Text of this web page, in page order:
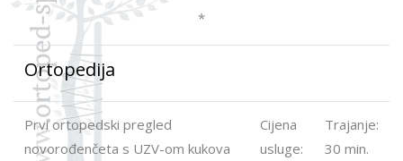
*
Ortopedija
Prvi ortopedski pregled
novorođenčeta s UZV-om kukova
Cijena
usluge:
Trajanje:
30 min.